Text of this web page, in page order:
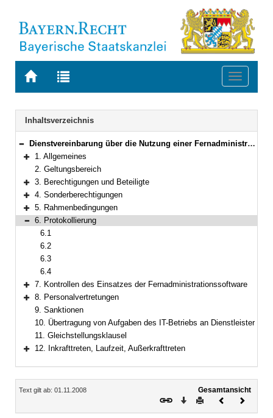
Zur
BAYERN.RECHT
Zur
letzten
Suche
Toggle
Navigation
Inhaltsverzeichnis
Bereich reduzieren
Dienstvereinbarung über die Nutzung einer Fernadministrationssoftware im Bayerischen Staatsministerium der Justiz und für Verbraucherschutz sowie bei den Gerichten und Staatsanwaltschaften in dessen Geschäftsbereich
Bereich erweitern
1. Allgemeines
2. Geltungsbereich
Bereich erweitern
3. Berechtigungen und Beteiligte
Bereich erweitern
4. Sonderberechtigungen
Bereich erweitern
5. Rahmenbedingungen
Bereich reduzieren
6. Protokollierung
6.1
6.2
6.3
6.4
Bereich erweitern
7. Kontrollen des Einsatzes der Fernadministrationssoftware
Bereich erweitern
8. Personalvertretungen
9. Sanktionen
10. Übertragung von Aufgaben des IT-Betriebs an Dienstleister
11. Gleichstellungsklausel
12. Inkrafttreten, Laufzeit, Außerkrafttreten
Inhalt
Text gilt ab: 01.11.2008
Gesamtansicht
Download
DruckenVorheriges